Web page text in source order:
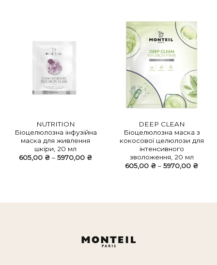
4920,00 ₴
NUTRITION
Біоцелюлозна інфузійна
маска для живлення
шкіри, 20 мл
605,00 ₴ – 5970,00 ₴Діапазон
DEEP CLEAN
Біоцелюлозна маска з
кокосової целюлози для
інтенсивного
зволоження, 20 мл
605,00 ₴ – 5970,00 ₴